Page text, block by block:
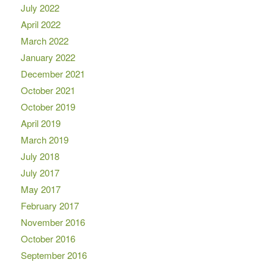
July 2022
April 2022
March 2022
January 2022
December 2021
October 2021
October 2019
April 2019
March 2019
July 2018
July 2017
May 2017
February 2017
November 2016
October 2016
September 2016